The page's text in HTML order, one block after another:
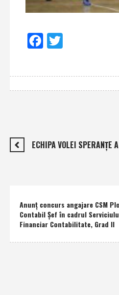
Facebook
ECHIPA VOLEI SPERANŢE
Anunţ concurs angajare CSM
Contabil Şef în cadrul
Financiar Contabilitate, Grad II